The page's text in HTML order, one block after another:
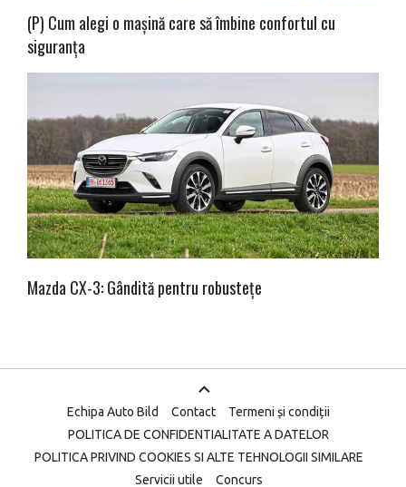
(P) Cum alegi o mașină care să îmbine confortul cu
siguranța
Mazda CX-3: Gândită pentru robustețe
Echipa Auto Bild Contact
Termeni și condiții
POLITICA DE CONFIDENTIALITATE A DATELOR
POLITICA PRIVIND COOKIES SI ALTE TEHNOLOGII SIMILARE
Servicii utile
Concurs